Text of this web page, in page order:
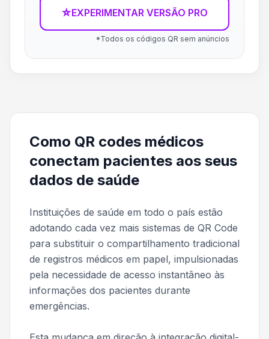
☆EXPERIMENTAR VERSÃO PRO
*Todos os códigos QR sem anúncios
Como QR codes médicos
conectam pacientes aos seus
dados de saúde
Instituições de saúde em todo o país estão
adotando cada vez mais sistemas de QR Code
para substituir o compartilhamento tradicional
de registros médicos em papel, impulsionadas
pela necessidade de acesso instantâneo às
informações dos pacientes durante
emergências.